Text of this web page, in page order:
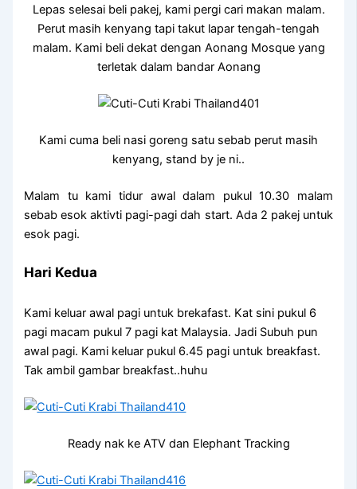
Lepas selesai beli pakej, kami pergi cari makan malam.
Perut masih kenyang tapi takut lapar tengah-tengah
malam. Kami beli dekat dengan Aonang Mosque yang
terletak dalam bandar Aonang
Kami cuma beli nasi goreng satu sebab perut masih
kenyang, stand by je ni..
Malam tu kami tidur awal dalam pukul 10.30 malam
sebab esok aktivti pagi-pagi dah start. Ada 2 pakej untuk
esok pagi.
Hari Kedua
Kami keluar awal pagi untuk brekafast. Kat sini pukul 6
pagi macam pukul 7 pagi kat Malaysia. Jadi Subuh pun
awal pagi. Kami keluar pukul 6.45 pagi untuk breakfast.
Tak ambil gambar breakfast..huhu
Ready nak ke ATV dan Elephant Tracking